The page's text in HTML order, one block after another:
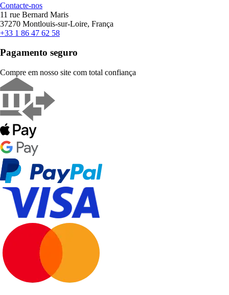
Contacte-nos
11 rue Bernard Maris
37270 Montlouis-sur-Loire, França
+33 1 86 47 62 58
Pagamento seguro
Compre em nosso site com total confiança